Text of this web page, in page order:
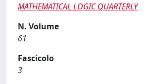
MATHEMATICAL LOGIC QUARTERLY
N. Volume
61
Fascicolo
3